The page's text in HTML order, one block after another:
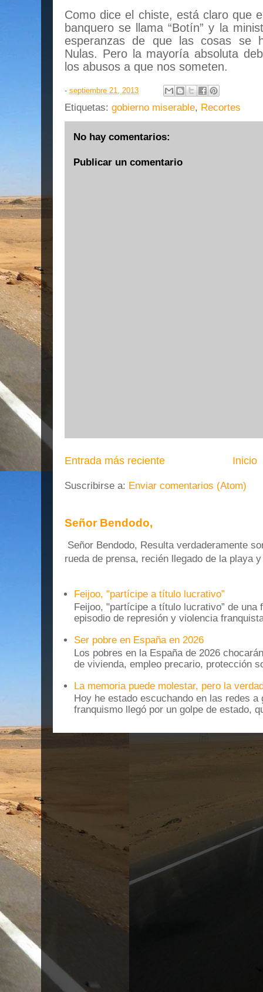
Como dice el chiste, está claro que
banquero se llama “Botín” y la
esperanzas de que las cosas se
Nulas. Pero la mayoría absoluta
los abusos a que nos someten.
- septiembre 21, 2013
Etiquetas: gobierno miserable, Recortes
No hay comentarios:
Publicar un comentario
Entrada más reciente Inicio
Suscribirse a: Enviar comentarios (Atom)
Señor Bendodo,
Señor Bendodo, Resulta verdaderamente
rueda de prensa, recién llegado de la playa
Feijoo, "partícipe a título lucrativo”
Feijoo, "partícipe a título lucrativo” de una
episodio de represión y violencia
Ser pobre en España en 2026
Los pobres en la España de 2026
de vivienda, empleo precario, protección
La memoria puede molestar, pero la
Hoy he estado escuchando en las redes
franquismo llegó por un golpe de estado,